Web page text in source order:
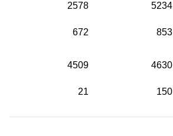
5234
853
2578
672
4630
150
4509
21